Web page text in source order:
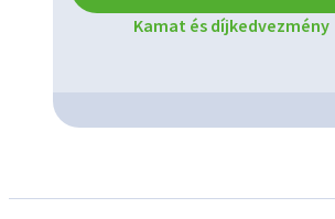
Kamat és díjkedvezmény